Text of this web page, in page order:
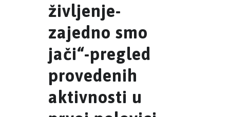
življenje-
zajedno smo
jači“-pregled
provedenih
aktivnosti u